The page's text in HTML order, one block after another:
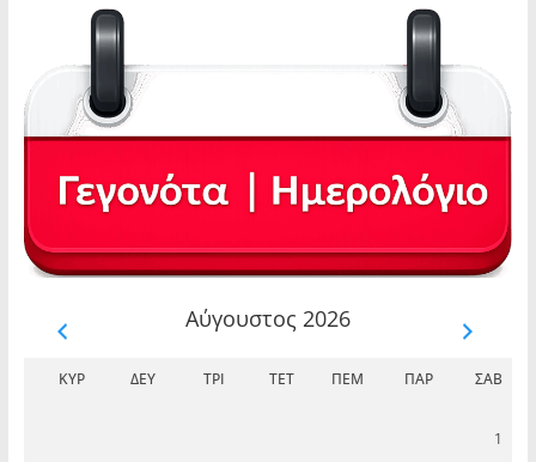
Αύγουστος 2026
ΚΥΡ ΔΕΥ ΤΡΊ ΤΕΤ ΠΈΜ ΠΑΡ ΣΆΒ
1